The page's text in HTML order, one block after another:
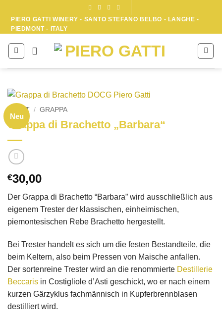
Inhalt
springen
PIERO GATTI WINERY - SANTO STEFANO BELBO - LANGHE -
PIEDMONT - ITALY
Neu
START / GRAPPA
Grappa di Brachetto „Barbara“
€30,00
Der Grappa di Brachetto “Barbara” wird ausschließlich aus
eigenem Trester der klassischen, einheimischen,
piemontesischen Rebe Brachetto hergestellt.
Bei Trester handelt es sich um die festen Bestandteile, die
beim Keltern, also beim Pressen von Maische anfallen.
Der sortenreine Trester wird an die renommierte Destillerie
Beccaris in Costigliole d’Asti geschickt, wo er nach einem
kurzen Gärzyklus fachmännisch in Kupferbrennblasen
destilliert wird.